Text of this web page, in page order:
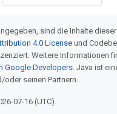
sind die Inhalte
4.0 License und
Weitere Informationen
Google Developers. Java ist
oder seinen Partnern.
07-16 (UTC).